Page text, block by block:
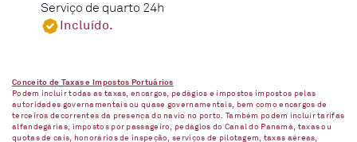
Serviço de quarto 24h
Incluído.
Conceito de Taxas e Impostos Portuários
Podem incluir todas as taxas, encargos, pedágios e impostos impostos pelas
autoridades governamentais ou quase governamentais, bem como encargos de
terceiros decorrentes da presença do navio no porto. Também podem incluir tarifas
alfandegárias, impostos por passageiro, pedágios do Canal do Panamá, taxas ou
quotas de cais, honorários de inspeção, serviços de pilotagem, taxas aéreas,